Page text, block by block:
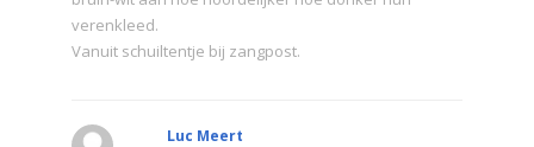
verenkleed.
Vanuit schuiltentje bij zangpost.
Luc Meert